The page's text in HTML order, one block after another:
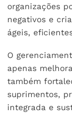
organizações
negativos e
ágeis,
O
apenas
também
suprimentos,
integrada e